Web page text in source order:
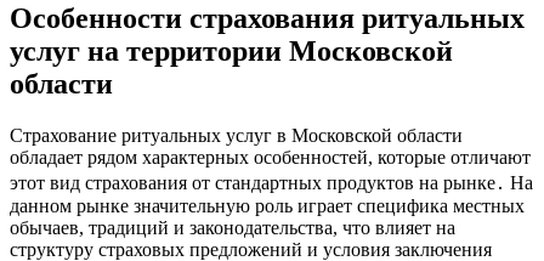
Особенности страхования ритуальных
услуг на территории Московской
области
Страхование ритуальных услуг в Московской области
обладает рядом характерных особенностей, которые отличают
этот вид страхования от стандартных продуктов на рынке․ На
данном рынке значительную роль играет специфика местных
обычаев, традиций и законодательства, что влияет на
структуру страховых предложений и условия заключения